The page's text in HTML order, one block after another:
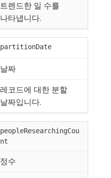
트렌드한 일 수를
나타냅니다.
partitionDate
날짜
레코드에 대한 분할
날짜입니다.
peopleResearchingCou
nt
정수